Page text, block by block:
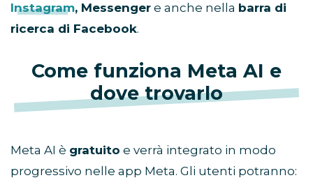
Instagram, Messenger e anche nella barra di
ricerca di Facebook.
Come funziona Meta AI e
dove trovarlo
Meta AI è gratuito e verrà integrato in modo
progressivo nelle app Meta. Gli utenti potranno: